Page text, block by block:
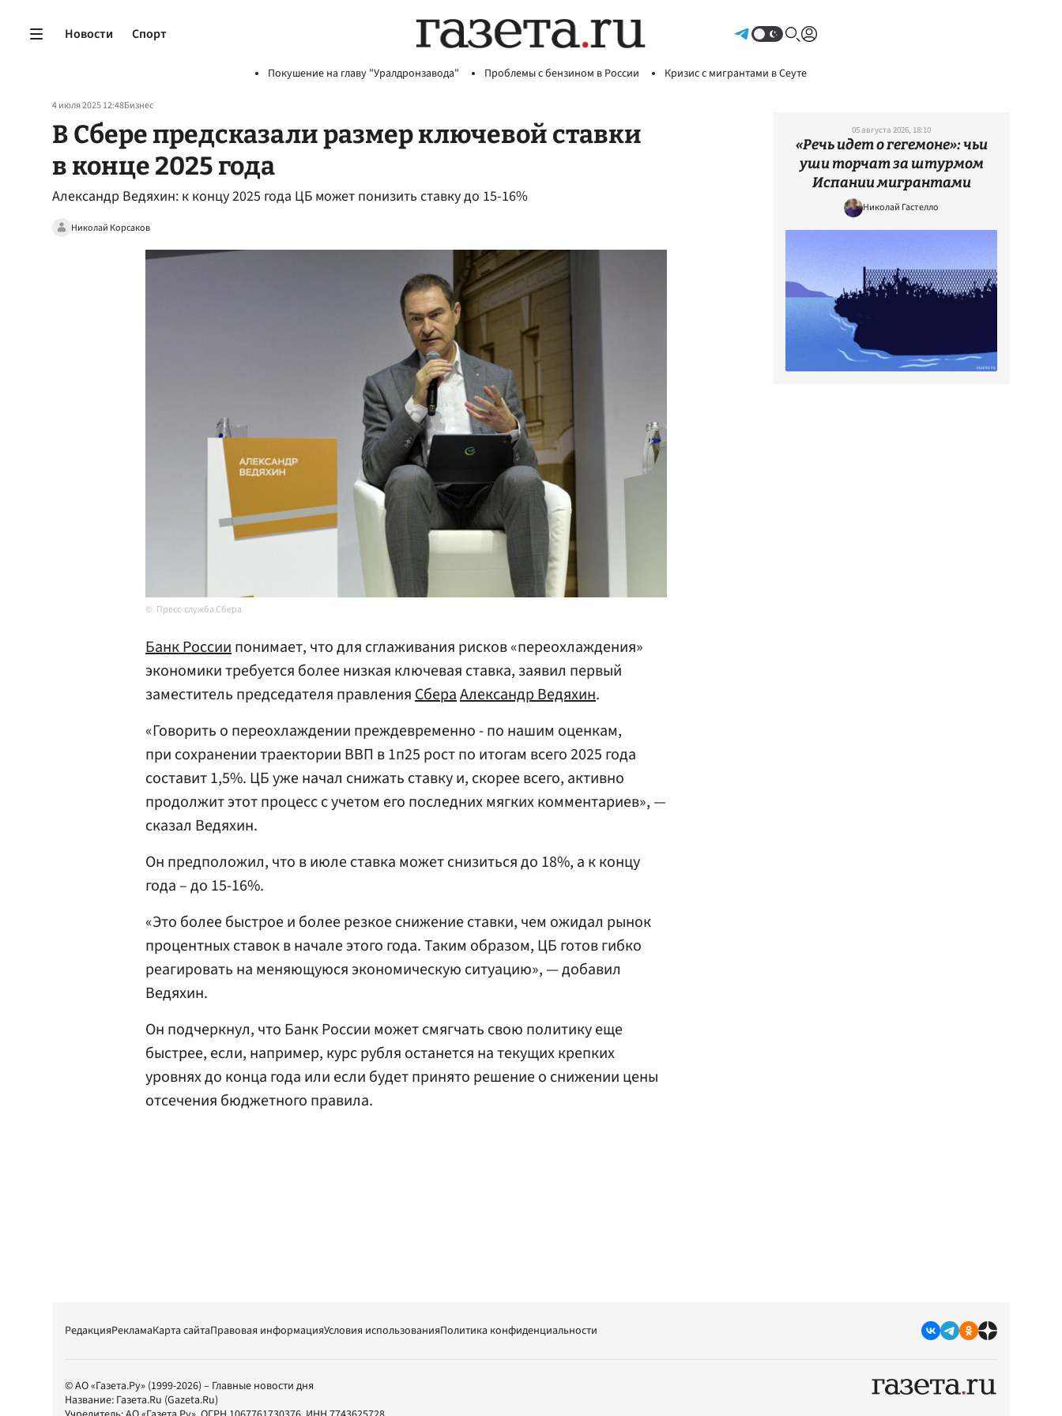
Новости Спорт
Покушение на главу "Уралдронзавода" Проблемы с бензином в России Кризис с мигрантами в Сеуте
4 июля 2025 12:48Бизнес
В Сбере предсказали размер ключевой ставки
в конце 2025 года
Александр Ведяхин: к концу 2025 года ЦБ может понизить ставку до 15-16%
Николай Корсаков
Пресс-служба Сбера
Банк Россиипонимает, что для сглаживания рисков «переохлаждения»
экономики требуется более низкая ключевая ставка, заявил первый
заместитель председателя правленияСбераАлександр Ведяхин.
«Говорить о переохлаждении преждевременно - по нашим оценкам,
при сохранении траектории ВВП в 1п25 рост по итогам всего 2025 года
составит 1,5%. ЦБ уже начал снижать ставку и, скорее всего, активно
продолжит этот процесс с учетом его последних мягких комментариев», —
сказал Ведяхин.
Он предположил, что в июле ставка может снизиться до 18%, а к концу
года – до 15-16%.
«Это более быстрое и более резкое снижение ставки, чем ожидал рынок
процентных ставок в начале этого года. Таким образом, ЦБ готов гибко
реагировать на меняющуюся экономическую ситуацию», — добавил
Ведяхин.
Он подчеркнул, что Банк России может смягчать свою политику еще
быстрее, если, например, курс рубля останется на текущих крепких
уровнях до конца года или если будет принято решение о снижении цены
отсечения бюджетного правила.
05 августа 2026, 18:10
«Речь идет о гегемоне»: чьи
уши торчат за штурмом
Испании мигрантами
Николай Гастелло
РедакцияРекламаКарта сайтаПравовая информацияУсловия использованияПолитика конфиденциальности
© АО «Газета.Ру» (1999-2026) – Главные новости дня
Название: Газета.Ru (Gazeta.Ru)